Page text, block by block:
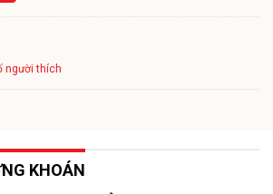
người thích
KHOÁN